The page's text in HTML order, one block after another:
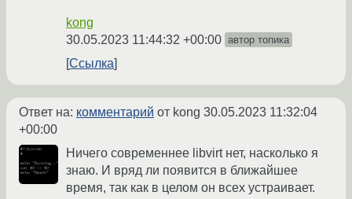
kong
30.05.2023 11:44:32 +00:00 автор топика
Ссылка
Ответ на: комментарий от kong 30.05.2023 11:32:04
+00:00
Ничего современнее libvirt нет, насколько я
знаю. И вряд ли появится в ближайшее
время, так как в целом он всех устраивает.